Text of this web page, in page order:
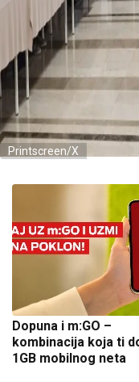
Printscreen/X
Dopuna i m:GO –
kombinacija koja ti
1GB mobilnog neta